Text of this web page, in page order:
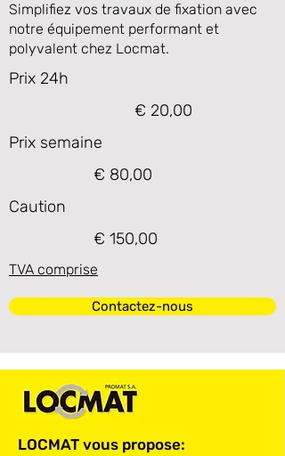
Simplifiez vos travaux de fixation avec
notre équipement performant et
polyvalent chez Locmat.
Prix 24h
€ 20,00
Prix semaine
€ 80,00
Caution
€ 150,00
TVA comprise
Contactez-nous
LOCMAT vous propose: